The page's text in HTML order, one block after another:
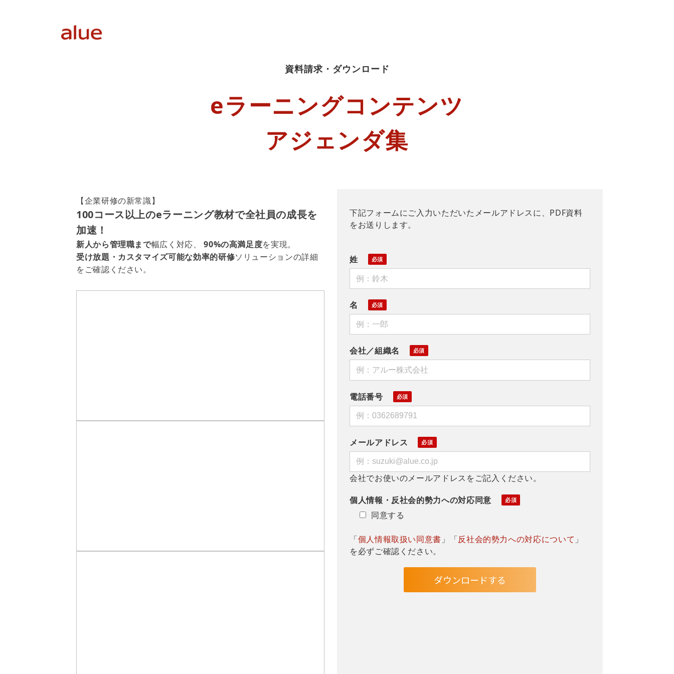
資料請求・ダウンロード
eラーニングコンテンツ
アジェンダ集
【企業研修の新常識】
100コース以上のeラーニング教材で全社員の成長を
加速！
新人から管理職まで幅広く対応、 90%の高満足度を実現。
受け放題・カスタマイズ可能な効率的研修ソリューションの詳細
をご確認ください。
下記フォームにご入力いただいたメールアドレスに、PDF資料
をお送りします。
姓
名
会社／組織名
電話番号
メールアドレス
会社でお使いのメールアドレスをご記入ください。
個人情報・反社会的勢力への対応同意
同意する
「個人情報取扱い同意書 」「反社会的勢力への対応について 」
を必ずご確認ください。